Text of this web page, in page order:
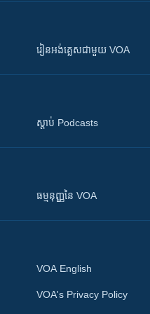
រៀន​​​​​​អង់គ្លេស​​ជាមួយ VOA
ស្តាប់ Podcasts
ធម្មនុញ្ញ​នៃ VOA
VOA English
VOA's Privacy Policy